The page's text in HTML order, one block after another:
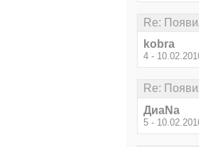
Re:
kobra
4 -
Re:
ДиаNa
5 -